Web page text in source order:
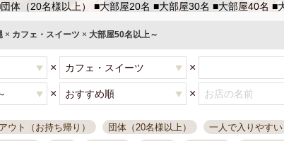
体（20名様以上）
■大部屋20名 ■大部屋30名 ■大部屋40名 ■
× カフェ・スイーツ × 大部屋50名以上～
× ×
× ×
ウト（お持ち帰り） 団体（20名様以上） 一人で入りやすい